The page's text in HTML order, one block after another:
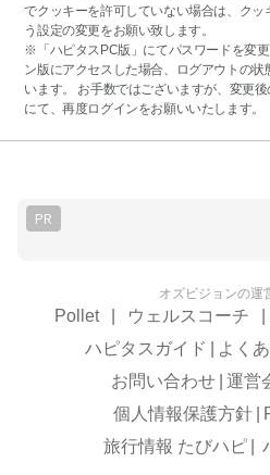
でクッキーを許可していない場合は、クッ
う設定の変更をお願い致します。
※「ハピタスPC版」にてパスワードを変
ン版にアクセスした場合、ログアウトの状
います。 お手数ではございますが、変更
にて、再度ログインをお願いいたします。
PR
オズビジョンの運
Pollet ウェルスコーチ
ハピタスガイド
よく
お問い合わせ 運営
個人情報保護方針
旅行情報 たびハピ